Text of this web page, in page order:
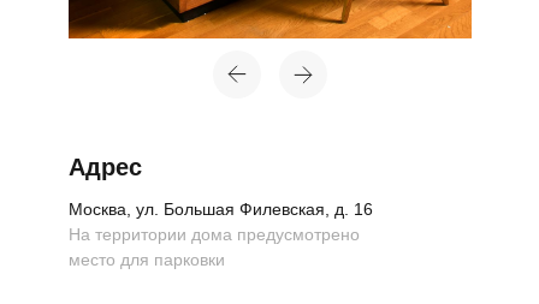
Москва, ул. Большая Филевская, д. 16
Адрес
На территории дома предусмотрено
место для парковки